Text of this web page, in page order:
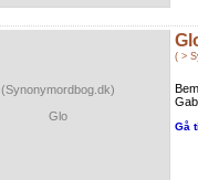
(Synonymordbog.dk)
Glo
( >
Gå